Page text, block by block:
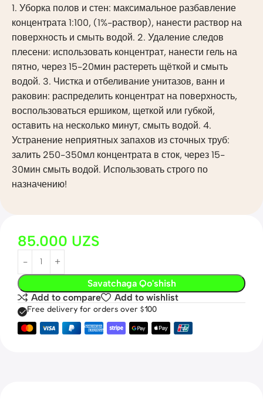
1. Уборка полов и стен: максимальное разбавление
концентрата 1:100, (1%-раствор), нанести раствор на
поверхность и смыть водой. 2. Удаление следов
плесени: использовать концентрат, нанести гель на
пятно, через 15-20мин растереть щёткой и смыть
водой. 3. Чистка и отбеливание унитазов, ванн и
раковин: распределить концентрат на поверхность,
воспользоваться ершиком, щеткой или губкой,
оставить на несколько минут, смыть водой. 4.
Устранение неприятных запахов из сточных труб:
залить 250-350мл концентрата в сток, через 15-
30мин смыть водой. Использовать строго по
назначению!
85.000 UZS
Savatchaga Qo'shish
Add to compare
Add to wishlist
Free delivery for orders over $100